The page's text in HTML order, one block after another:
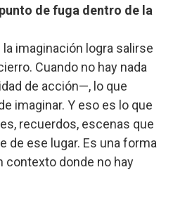
de fuga dentro de la
imaginación logra salirse
Cuando no hay nada
de acción—, lo que
imaginar. Y eso es lo que
recuerdos, escenas que
de ese lugar. Es una forma
contexto donde no hay